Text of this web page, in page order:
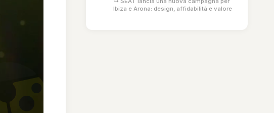
Ibiza e Arona: design, affidabilità e valore